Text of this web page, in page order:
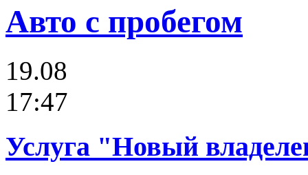
Авто с пробегом
19.08
17:47
Услуга "Новый